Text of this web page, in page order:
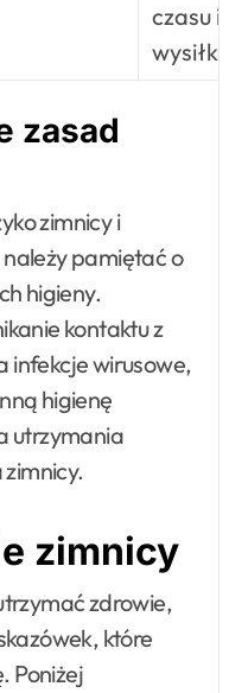
czasu i
wysiłku
zasad
zimnicy i
pamiętać o
higieny.
kontaktu z
infekcje wirusowe,
higienę
utrzymania
zimnicy
zdrowie,
które
Poniżej